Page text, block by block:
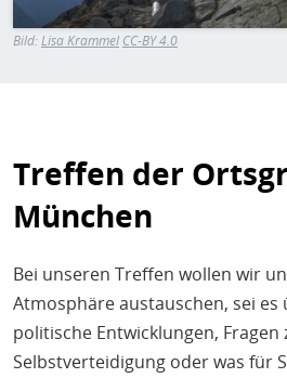
Bild:Lisa Krammel CC-BY 4.0
Treffen der
München
Bei unseren Treffen wollen wir
Atmosphäre austauschen, sei es
politische Entwicklungen, Fragen
Selbstverteidigung oder was für